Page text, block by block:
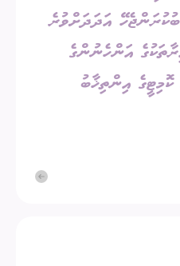
އަދަދަށްވުރެ
އަންހެނުންގެ
އިންތިޚާބު